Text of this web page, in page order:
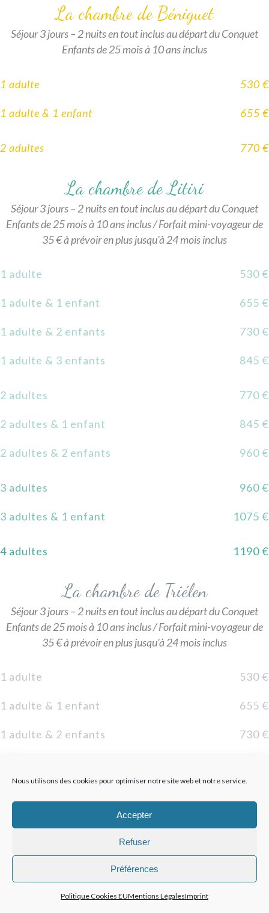
Nous utilisons des cookies pour optimiser notre site web et notre service.
Accepter
Refuser
Préférences
Politique Cookies EUMentions LégalesImprint
La chambre de Béniguet
Séjour 3 jours – 2 nuits en tout inclus au départ du Conquet
Enfants de 25 mois à 10 ans inclus
1 adulte 530 €
1 adulte & 1 enfant 655 €
2 adultes 770 €
La chambre de Litiri
Séjour 3 jours – 2 nuits en tout inclus au départ du Conquet
Enfants de 25 mois à 10 ans inclus / Forfait mini-voyageur de
35 € à prévoir en plus jusqu’à 24 mois inclus
1 adulte 530 €
1 adulte & 1 enfant 655 €
1 adulte & 2 enfants 730 €
1 adulte & 3 enfants 845 €
2 adultes 770 €
2 adultes & 1 enfant 845 €
2 adultes & 2 enfants 960 €
3 adultes 960 €
3 adultes & 1 enfant 1075 €
4 adultes 1190 €
La chambre de Triélen
Séjour 3 jours – 2 nuits en tout inclus au départ du Conquet
Enfants de 25 mois à 10 ans inclus / Forfait mini-voyageur de
35 € à prévoir en plus jusqu’à 24 mois inclus
1 adulte 530 €
1 adulte & 1 enfant 655 €
1 adulte & 2 enfants 730 €
2 adultes & 1 enfant 845 €
2 adultes & 2 enfants 960 €